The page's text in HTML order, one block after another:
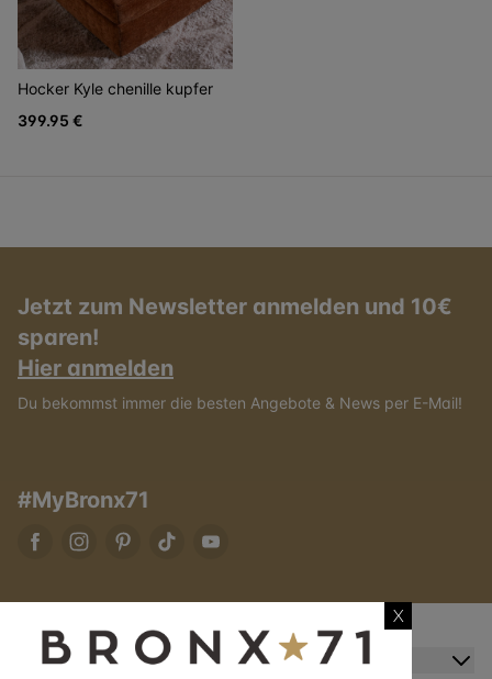
Hocker Kyle chenille kupfer
399.95 €
Jetzt zum Newsletter anmelden und 10€
sparen!
Hier anmelden
Du bekommst immer die besten Angebote & News per E-Mail!
#MyBronx71
Zusatzinformation
X